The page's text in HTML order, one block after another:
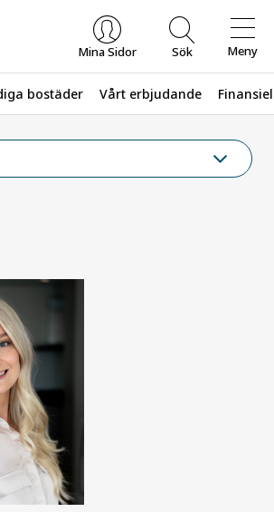
Mina Sidor Sök Meny
bostäder Vårt erbjudande